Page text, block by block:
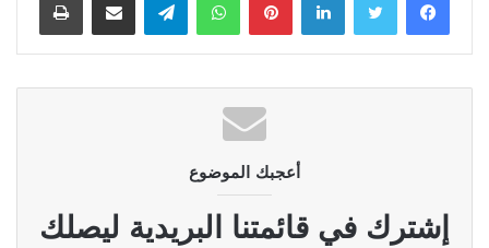
أعجبك الموضوع
إشترك في قائمتنا البريدية ليصلك